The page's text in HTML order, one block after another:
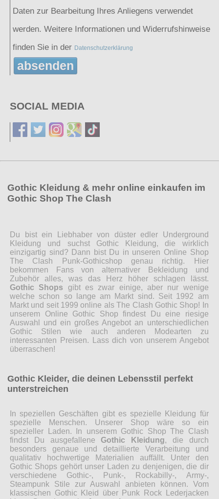
Daten zur Bearbeitung Ihres Anliegens verwendet
werden. Weitere Informationen und Widerrufshinweise
finden Sie in der Datenschutzerklärung
absenden
SOCIAL MEDIA
Gothic Kleidung & mehr online einkaufen im
Gothic Shop The Clash
Du bist ein Liebhaber von düster edler Underground
Kleidung und suchst Gothic Kleidung, die wirklich
einzigartig sind? Dann bist Du in unseren Online Shop
The Clash Punk-Gothicshop genau richtig. Hier
bekommen Fans von alternativer Bekleidung und
Zubehör alles, was das Herz höher schlagen lässt.
Gothic Shops gibt es zwar einige, aber nur wenige
welche schon so lange am Markt sind. Seit 1992 am
Markt und seit 1999 online als The Clash Gothic Shop! In
unserem Online Gothic Shop findest Du eine riesige
Auswahl und ein großes Angebot an unterschiedlichen
Gothic Stilen wie auch anderen Modearten zu
interessanten Preisen. Lass dich von unserem Angebot
überraschen!
Gothic Kleider, die deinen Lebensstil perfekt
unterstreichen
In speziellen Geschäften gibt es spezielle Kleidung für
spezielle Menschen. Unserer Shop wäre so ein
spezieller Laden. In unserem Gothic Shop The Clash
findst Du ausgefallene Gothic Kleidung, die durch
besonders genaue und detaillierte Verarbeitung und
qualitativ hochwertige Materialien auffällt. Unter den
Gothic Shops gehört unser Laden zu denjenigen, die dir
verschiedene Gothic-, Punk-, Rockabilly-, Army-,
Steampunk Stile zur Auswahl anbieten können. Vom
klassischen Gothic Kleid über Punk Rock Lederjacken